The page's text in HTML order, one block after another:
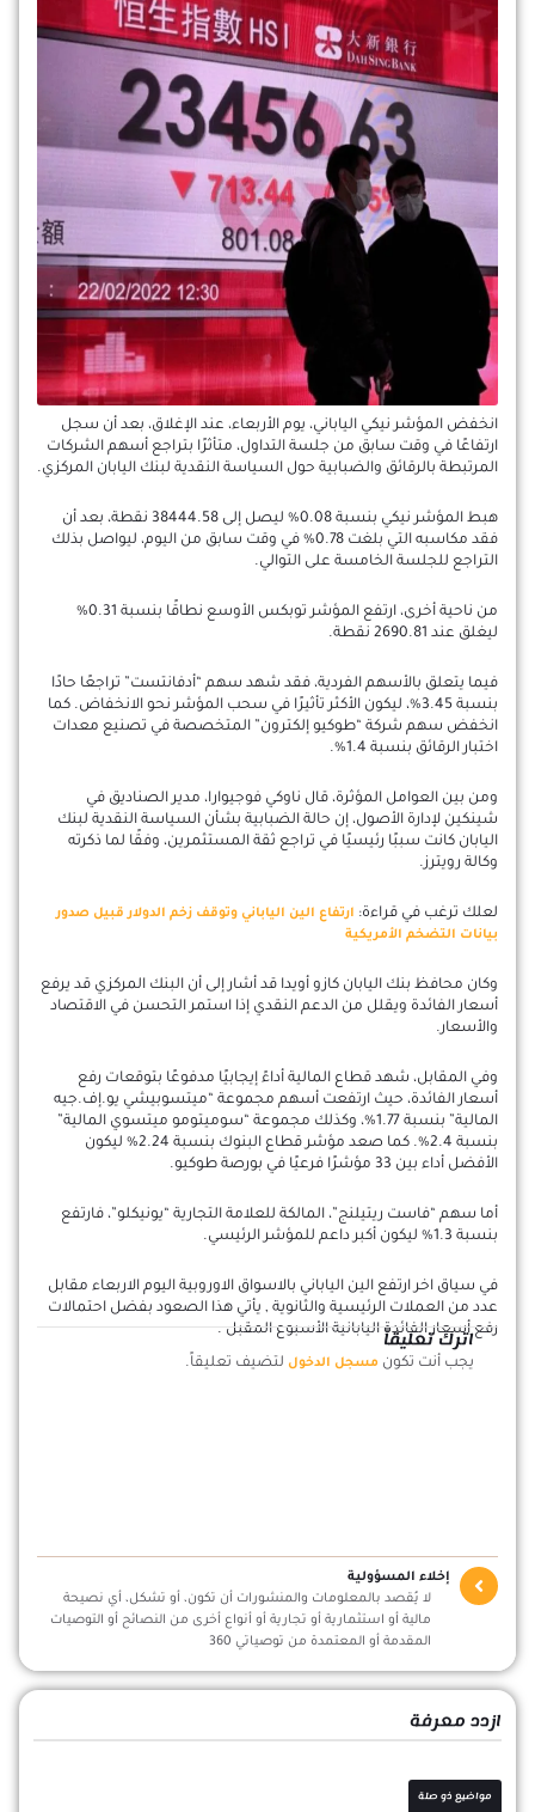
انخفض المؤشر نيكي الياباني، يوم الأربعاء، عند الإغلاق، بعد أن سجل
ارتفاعًا في وقت سابق من جلسة التداول، متأثرًا بتراجع أسهم الشركات
المرتبطة بالرقائق والضبابية حول السياسة النقدية لبنك اليابان المركزي.
هبط المؤشر نيكي بنسبة 0.08% ليصل إلى 38444.58 نقطة، بعد أن
فقد مكاسبه التي بلغت 0.78% في وقت سابق من اليوم، ليواصل بذلك
التراجع للجلسة الخامسة على التوالي.
من ناحية أخرى، ارتفع المؤشر توبكس الأوسع نطاقًا بنسبة 0.31%
ليغلق عند 2690.81 نقطة.
فيما يتعلق بالأسهم الفردية، فقد شهد سهم “أدفانتست” تراجعًا حادًا
بنسبة 3.45%، ليكون الأكثر تأثيرًا في سحب المؤشر نحو الانخفاض. كما
انخفض سهم شركة “طوكيو إلكترون” المتخصصة في تصنيع معدات
اختبار الرقائق بنسبة 1.4%.
ومن بين العوامل المؤثرة، قال ناوكي فوجيوارا، مدير الصناديق في
شينكين لإدارة الأصول، إن حالة الضبابية بشأن السياسة النقدية لبنك
اليابان كانت سببًا رئيسيًا في تراجع ثقة المستثمرين، وفقًا لما ذكرته
وكالة رويترز.
لعلك ترغب في قراءة: ارتفاع الين الياباني وتوقف زخم الدولار قبيل صدور
بيانات التضخم الأمريكية
وكان محافظ بنك اليابان كازو أويدا قد أشار إلى أن البنك المركزي قد يرفع
أسعار الفائدة ويقلل من الدعم النقدي إذا استمر التحسن في الاقتصاد
والأسعار.
وفي المقابل، شهد قطاع المالية أداءً إيجابيًا مدفوعًا بتوقعات رفع
أسعار الفائدة، حيث ارتفعت أسهم مجموعة “ميتسوبيشي يو.إف.جيه
المالية” بنسبة 1.77%، وكذلك مجموعة “سوميتومو ميتسوي المالية”
بنسبة 2.4%. كما صعد مؤشر قطاع البنوك بنسبة 2.24% ليكون
الأفضل أداء بين 33 مؤشرًا فرعيًا في بورصة طوكيو.
أما سهم “فاست ريتيلنج”، المالكة للعلامة التجارية “يونيكلو”، فارتفع
بنسبة 1.3% ليكون أكبر داعم للمؤشر الرئيسي.
في سياق اخر ارتفع الين الياباني بالاسواق الاوروبية اليوم الاربعاء مقابل
عدد من العملات الرئيسية والثانوية , يأتي هذا الصعود بفضل احتمالات
رفع أسعار الفائدة اليابانية الأسبوع المقبل .
اترك تعليقاً
يجب أنت تكون مسجل الدخول لتضيف تعليقاً.
إخلاء المسؤولية
لا يُقصد بالمعلومات والمنشورات أن تكون، أو تشكل، أي نصيحة
مالية أو استثمارية أو تجارية أو أنواع أخرى من النصائح أو التوصيات
المقدمة أو المعتمدة من توصياتي 360
ازدد معرفة
مواضيع ذو صلة